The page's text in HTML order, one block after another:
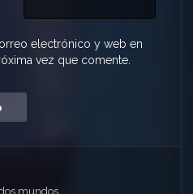
electrónico y web en
vez que comente.
mundos